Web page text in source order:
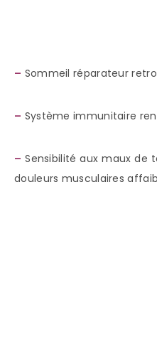
– Sommeil réparateur
– Système immunitaire
– Sensibilité aux maux de
douleurs musculaires